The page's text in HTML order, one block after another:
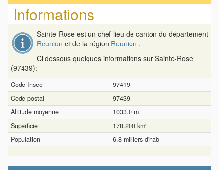
Informations
Sainte-Rose est un chef-lieu de canton du département
Reunion et de la région Reunion .
Ci dessous quelques informations sur Sainte-Rose
(97439):
Code Insee
97419
Code postal
97439
Altitude moyenne
1033.0 m
Superficie
178.200 km²
Population
6.8 milliers d'hab